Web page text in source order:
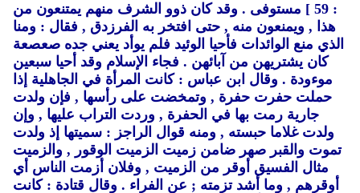
: 59 ] مستوفى .
وقد كان ذوو الشرف منهم يمتنعون من
هذا , ويمنعون منه , حتى افتخر به الفرزدق , فقال : ومنا
الذي منع الوائدات فأحيا الوئيد فلم يوأد يعني جده صعصعة
كان يشتريهن من آبائهن . فجاء الإسلام وقد أحيا سبعين
موءودة . وقال ابن عباس : كانت المرأة في الجاهلية إذا
حملت حفرت حفرة , وتمخضت على رأسها , فإن ولدت
جارية رمت بها في الحفرة , وردت التراب عليها , وإن
ولدت غلاما حبسته , ومنه قوال الراجز : سميتها إذ ولدت
تموت والقبر صهر ضامن زميت الزميت الوقور , والزميت
مثال الفسيق أوقر من الزميت , وفلان أزمت الناس أي
أوقرهم , وما أشد تزمته ; عن الفراء . وقال قتادة : كانت